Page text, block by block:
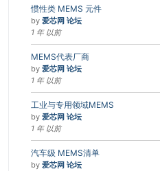
惯性类 MEMS 元件
by 爱芯网 论坛
1 年 以前
MEMS代表厂商
by 爱芯网 论坛
1 年 以前
工业与专用领域MEMS
by 爱芯网 论坛
1 年 以前
汽车级 MEMS清单
by 爱芯网 论坛